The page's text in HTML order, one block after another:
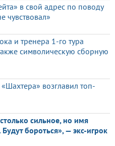
в свой адрес по поводу
чувствовал»
и тренера 1-го тура
символическую сборную
возглавил топ-
сильное, но имя
бороться», — экс-игрок